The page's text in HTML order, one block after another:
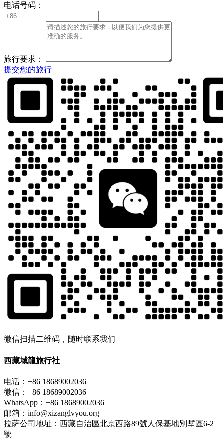
电话号码：
旅行要求：
提交您的旅行
微信扫描二维码，随时联系我们
西藏域龍旅行社
电话：+86 18689002036
微信：+86 18689002036
WhatsApp：+86 18689002036
邮箱：info@xizanglvyou.org
拉萨公司地址：西藏自治區北京西路89號人保基地別墅區6-2
號